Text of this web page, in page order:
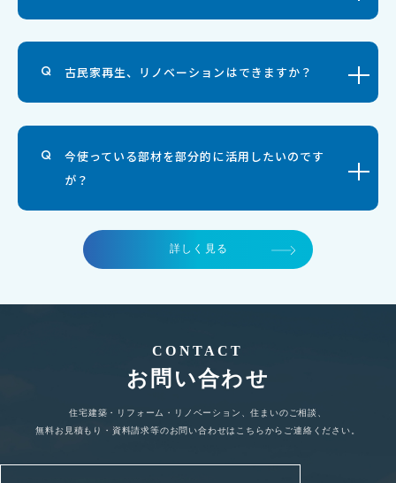
古民家再生、リノベーションはできますか？
今使っている部材を部分的に活用したいのです
が？
詳しく見る
CONTACT
お問い合わせ
住宅建築・リフォーム・リノベーション、住まいのご相談、
無料お見積もり・資料請求等のお問い合わせはこちらからご連絡ください。